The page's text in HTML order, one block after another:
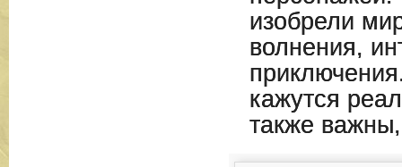
изобрели
волнения,
кажутся
также